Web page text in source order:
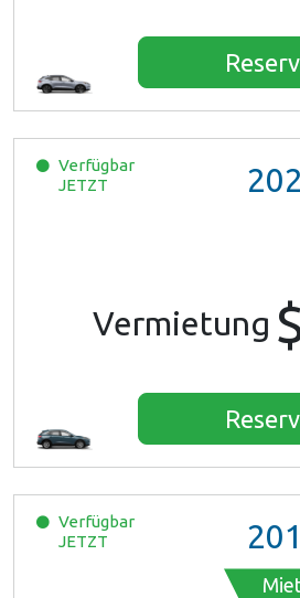
Verfügbar
JETZT
Vermietung
Verfügbar
JETZT